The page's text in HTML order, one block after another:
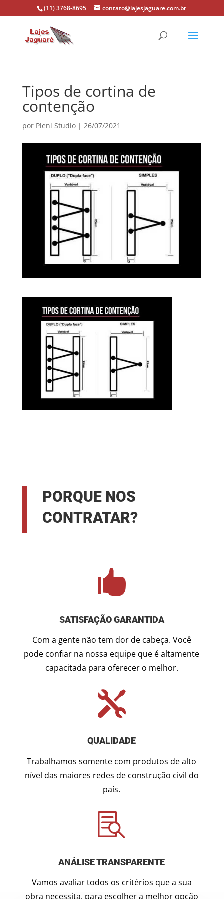
(11) 3768-8695 contato@lajesjaguare.com.br
Tipos de cortina de
contenção
por Pleni Studio| 26/07/2021
PORQUE NOS
CONTRATAR?

SATISFAÇÃO GARANTIDA
Com a gente não tem dor de cabeça. Você
pode confiar na nossa equipe que é altamente
capacitada para oferecer o melhor.

QUALIDADE
Trabalhamos somente com produtos de alto
nível das maiores redes de construção civil do
país.

ANÁLISE TRANSPARENTE
Vamos avaliar todos os critérios que a sua
obra necessita, para escolher a melhor opção